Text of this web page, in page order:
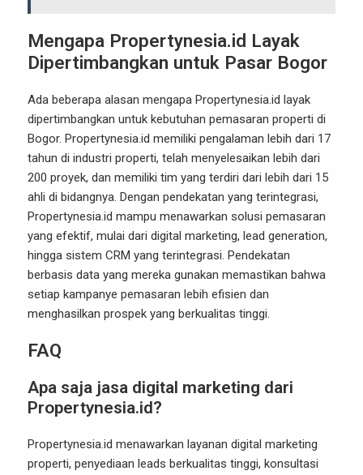
Mengapa Propertynesia.id Layak
Dipertimbangkan untuk Pasar Bogor
Ada beberapa alasan mengapa Propertynesia.id layak
dipertimbangkan untuk kebutuhan pemasaran properti di
Bogor. Propertynesia.id memiliki pengalaman lebih dari 17
tahun di industri properti, telah menyelesaikan lebih dari
200 proyek, dan memiliki tim yang terdiri dari lebih dari 15
ahli di bidangnya. Dengan pendekatan yang terintegrasi,
Propertynesia.id mampu menawarkan solusi pemasaran
yang efektif, mulai dari digital marketing, lead generation,
hingga sistem CRM yang terintegrasi. Pendekatan
berbasis data yang mereka gunakan memastikan bahwa
setiap kampanye pemasaran lebih efisien dan
menghasilkan prospek yang berkualitas tinggi.
FAQ
Apa saja jasa digital marketing dari
Propertynesia.id?
Propertynesia.id menawarkan layanan digital marketing
properti, penyediaan leads berkualitas tinggi, konsultasi